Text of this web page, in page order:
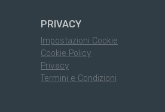
PRIVACY
Impostazioni Cookie
Cookie Policy
Privacy
Termini e Condizioni